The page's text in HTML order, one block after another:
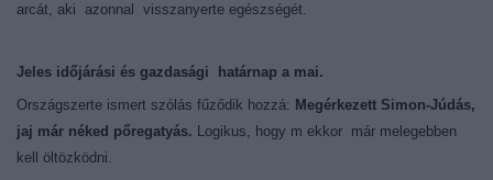
arcát, aki azonnal visszanyerte egészségét.
Jeles időjárási és gazdasági határnap a mai.
Országszerte ismert szólás fűződik hozzá: Megérkezett Simon-Júdás,
jaj már néked pőregatyás. Logikus, hogy m ekkor már melegebben
kell öltözködni.